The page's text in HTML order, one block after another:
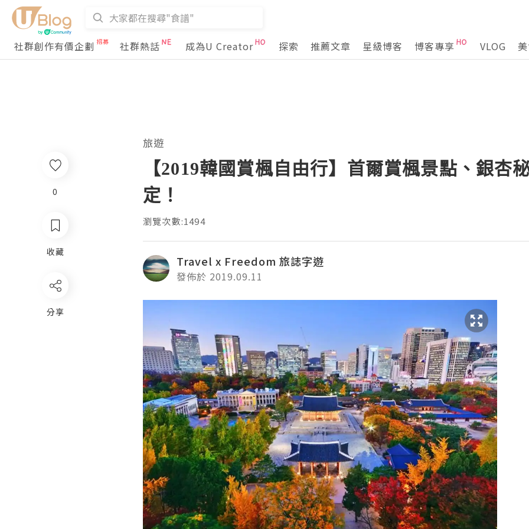
社群創作有價企劃 社群熱話 成為U Creator 探索 推薦文章 星級博客 博客專享 VLOG
0
收藏
分享
旅遊
【2019韓國賞楓自由行】首爾賞楓景點、銀杏
定！
瀏覽次數:1494
Travel x Freedom 旅誌字遊
發佈於 2019.09.11